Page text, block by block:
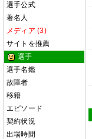
選手公式
著名人
メディア (3)
サイトを推薦
選手
選手名鑑
故障者
移籍
エピソード
契約状況
出場時間